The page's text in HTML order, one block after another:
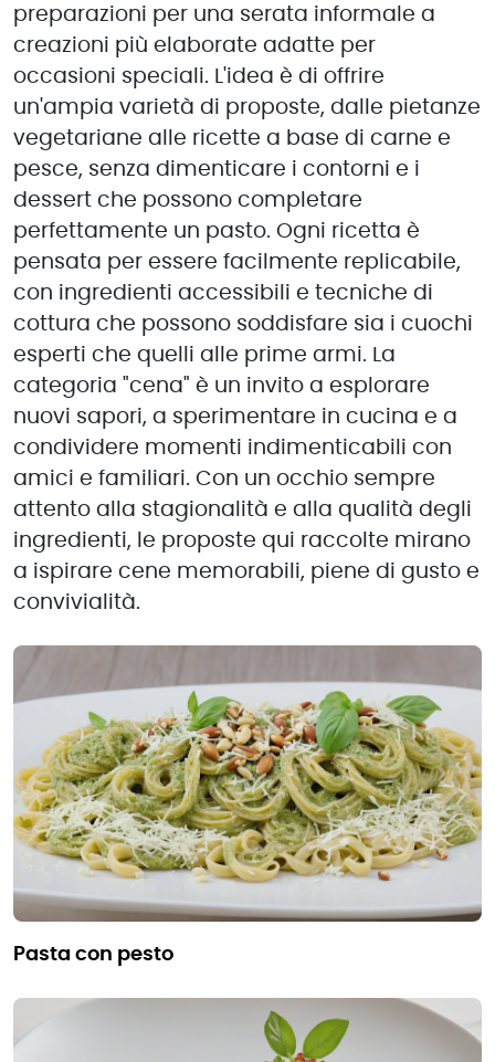
preparazioni per una serata informale a
creazioni più elaborate adatte per
occasioni speciali. L'idea è di offrire
un'ampia varietà di proposte, dalle pietanze
vegetariane alle ricette a base di carne e
pesce, senza dimenticare i contorni e i
dessert che possono completare
perfettamente un pasto. Ogni ricetta è
pensata per essere facilmente replicabile,
con ingredienti accessibili e tecniche di
cottura che possono soddisfare sia i cuochi
esperti che quelli alle prime armi. La
categoria "cena" è un invito a esplorare
nuovi sapori, a sperimentare in cucina e a
condividere momenti indimenticabili con
amici e familiari. Con un occhio sempre
attento alla stagionalità e alla qualità degli
ingredienti, le proposte qui raccolte mirano
a ispirare cene memorabili, piene di gusto e
convivialità.
pasta con pesto